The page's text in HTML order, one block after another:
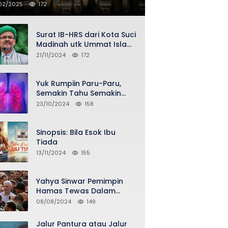
2025 172
Surat IB-HRS dari Kota Suci
Madinah utk Ummat Islam
Indonesia via Penasihat
Bantani
21/11/2024 172
Yuk Rumpiin Paru-Paru,
Semakin Tahu Semakin
Sehat Selalu
23/10/2024 158
Sinopsis: Bila Esok Ibu
Tiada
13/11/2024 155
Yahya Sinwar Pemimpin
Hamas Tewas Dalam
Serangan Israel di Gaza
08/08/2024 149
Jalur Pantura atau Jalur